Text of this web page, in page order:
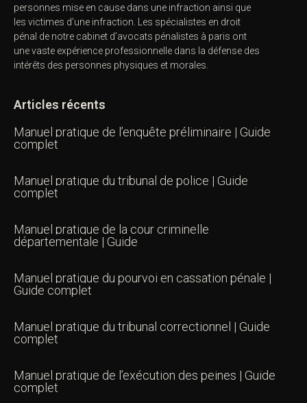
personnes mise en cause dans une infraction ainsi que
les victimes d’une infraction. Les spécialistes en droit
pénal de notre cabinet d’avocats pénalistes à paris ont
une vaste expérience professionnelle dans la défense des
intérêts des personnes physiques et morales.
Articles récents
Manuel pratique de l’enquête préliminaire | Guide
complet
Manuel pratique du tribunal de police | Guide
complet
Manuel pratique de la cour criminelle
départementale | Guide
Manuel pratique du pourvoi en cassation pénale |
Guide complet
Manuel pratique du tribunal correctionnel | Guide
complet
Manuel pratique de l’exécution des peines | Guide
complet